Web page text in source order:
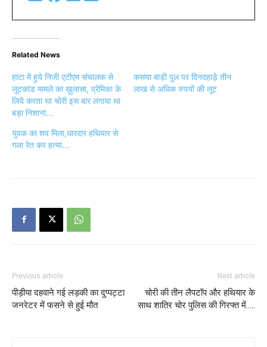
Related News
हाटा में हुये निजी एटीएम संचालक से
लूटकांड मामले का ख़ुलासा, प्रेमिका के
लिये करता था चोरी इस बार लगाया था
बड़ा निशाना…
कसया बाड़ी पुल पर दिनदहाड़े तीन
लाख से अधिक रुपयों की लूट
युवक का शव मिला,धारदार हथियार से
गला रेत कर हत्या…
Previous article
पीड़ीया दहवाने गई लड़की का दुप्पट्टा
जनरेटर में फसने से हुई मौत
Next article
चोरी की तीन लैपटॉप और हथियार के
साथ शातिर चोर पुलिस की गिरफ्त में…..